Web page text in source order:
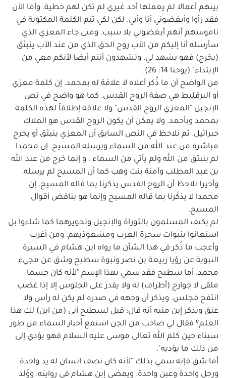
بينهم أعمالا لم يعملها أحد غيري لم تكن لهم خطية. وأما الآن
فقد رأوا وأبغضوني أنا وأبي. لكن لكي تتم الكلمة المكتوبة في
ناموسهم أنهم أبغضوني بلا سبب. ومتى جاء المعزي الذي
سأرسله أنا إليكم من الآب روح الحق الذي من عند الآب ينبثق
(يخرج) فهو يشهد لي. وتشهدون أنتم أيضا لأنكم معي من
الإبتداء" (يوحنا 14: 26).
من الواضح أن ما ذُكر أعلاه لا علاقة له بمحمد. إن كلمة معزي
أو البرقليط هي صفة الروح القدس. كما هو واضح في نص
الإنجيل "المعزي الروح القدس" ولا علاقة إطلاقاً لهذه الكلمة
بمحمد وبأحمد. ولا يمكن أن يكون الروح القدس هو الملاك
جبرائيل. ثم نلاحظ في النص السابق أن المعزي ينبثق أو يخرج
مباشرة من عند الله من السماء ويرسله المسيح. إن محمدا
لم ينبثق من الله ولم يأتي من السماء ، و إنما خرج من عبد الله
بن عبد المطلب وآمنة بنت وهب كما أن المسيح لم يرسله.
وأخيرا نلاحظ أن الروح القدس يذكرنا بما قاله المسيح. إن
محمدا لا يذكّرنا بما قاله المسيح وإنما هو يناقض أقوال
المسيح.
لم يكتف المسلمون بالتوراة والإنجيل وتحويرهما كما شاءوا بل
استعانوا بنبوات سحرة العرب ومشعوذيهم. ومن أغرب
وأعجب ما ذُكر في هذا الشأن ما رواه ابن هشام في السيرة
النبوية عن رؤيا ربيعة بن نصر ونبوة سطيح وشق عن مجيء
محمد. أما سطيح فقد سمي بهذا الإسم "لأنه كان جسما
ملقى لا جوارح (أطراف) له ولا يقدر على الجلوس إلا إذا غضب
انتفخ فجلس. ويذكر أن وجهه في صدره لم يكن له رأس ولا
عنق ويذكر إبن منبه أنه قال: قيل لسطيح أنى (من اين) لك هذا
العلم؟ فقال لي صاحب من الجن استمع أخبار السماء من طور
سيناء حين كلم الله تعالى موسى عليه السلام فهو يؤدي إلى
من ذلك ما يؤديه".
أما شق فإنه سمي بذلك "لأنه كان نصف انسان له يد واحدة
ورجل واحدة وعين واحدة. ويمضي إبن هشام في روايته: ووُلد